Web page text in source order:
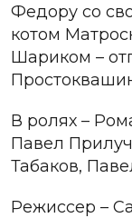
Федору со
котом
Шариком –
В ролях –
Павел
Табаков,
Режиссер –